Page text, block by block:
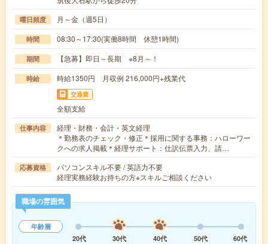
曜日頻度 月～金（週5日）
時間 08:30～17:30(実働8時間 休憩1時間)
期間 【急募】即日～長期 ※8月～！
時給 時給1350円 月収例 216,000円+残業代
交通費
全額支給
仕事内容
経理・財務・会計・英文経理
＊勤務表のチェック・修正＊採用に関する事務：ハローワー
クへの求人掲載＊経理サポート：仕訳伝票入力、請…
応募資格
パソコンスキル不要 / 英語力不要
経理実務経験お持ちの方※スキルご相談ください
職場の雰囲気
年齢層
20代
30代 40代 50代
60代